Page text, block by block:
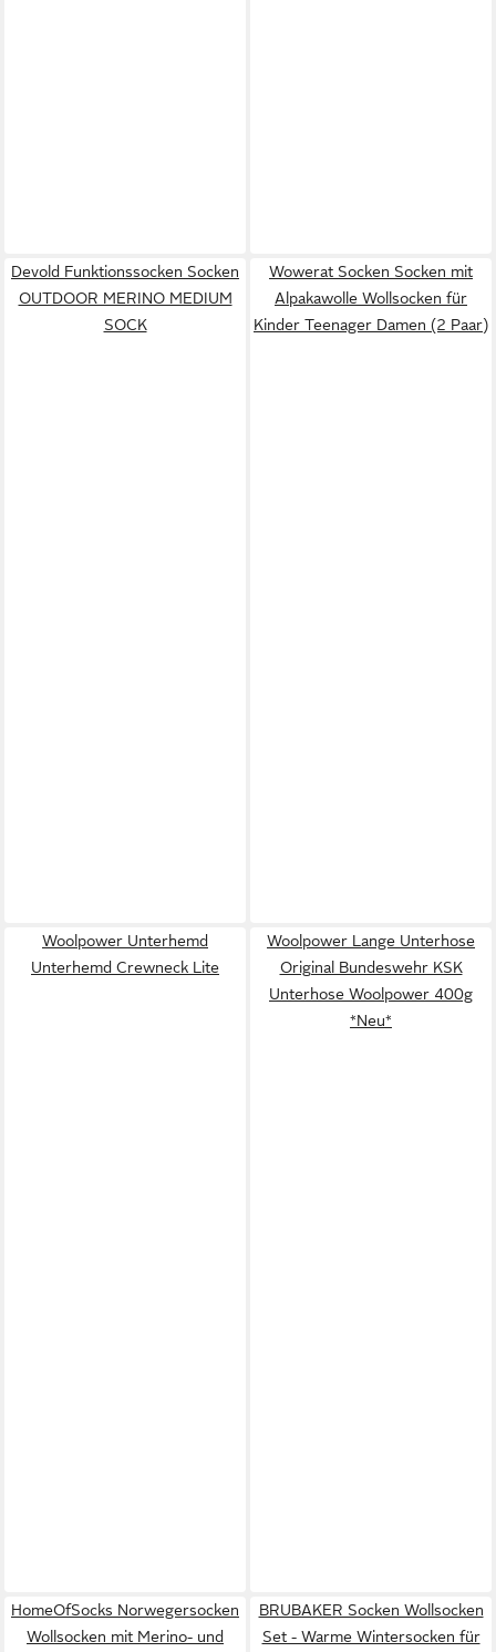
Devold Funktionssocken Socken
OUTDOOR MERINO MEDIUM
SOCK
Wowerat Socken Socken mit
Alpakawolle Wollsocken für
Kinder Teenager Damen (2 Paar)
Woolpower Unterhemd
Unterhemd Crewneck Lite
Woolpower Lange Unterhose
Original Bundeswehr KSK
Unterhose Woolpower 400g
*Neu*
HomeOfSocks Norwegersocken
Wollsocken mit Merino- und
BRUBAKER Socken Wollsocken
Set - Warme Wintersocken für